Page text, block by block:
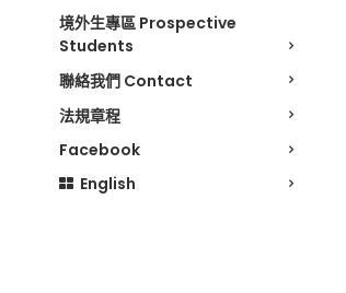
境外生專區 Prospective
Students
聯絡我們 Contact
法規章程
Facebook
English